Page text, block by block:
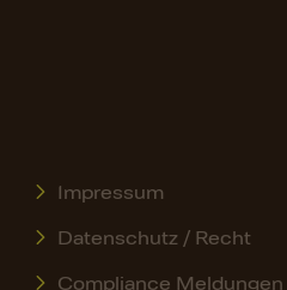
Impressum
Datenschutz / Recht
Compliance Meldungen